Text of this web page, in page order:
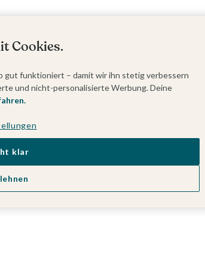
Cookies.
gut funktioniert – damit wir ihn stetig verbessern
und nicht-personalisierte Werbung. Deine
klar